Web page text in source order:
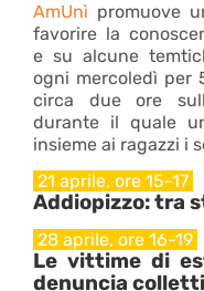
AmUnì promuove
favorire la
e su alcune
ogni mercoledì per
circa due ore
durante il quale
insieme ai ragazzi i
21 aprile, ore 15-17
Addiopizzo: tra
28 aprile, ore 16-19
Le vittime di
denuncia